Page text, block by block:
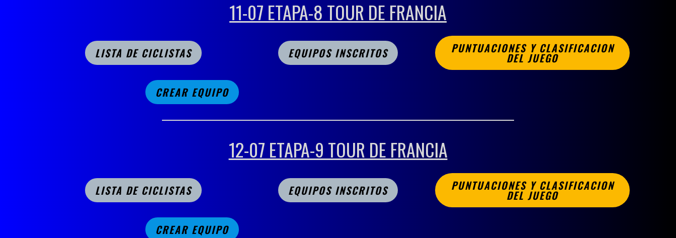
11-07 ETAPA-8 TOUR DE FRANCIA
LISTA DE CICLISTAS EQUIPOS INSCRITOS PUNTUACIONES Y CLASIFICACION
DEL JUEGO
CREAR EQUIPO
12-07 ETAPA-9 TOUR DE FRANCIA
LISTA DE CICLISTAS EQUIPOS INSCRITOS PUNTUACIONES Y CLASIFICACION
DEL JUEGO
CREAR EQUIPO